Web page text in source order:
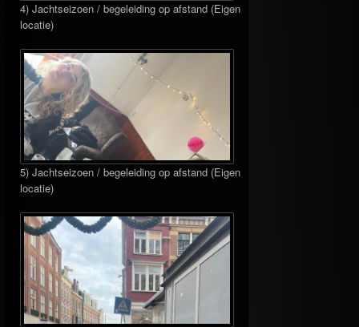
4) Jachtseizoen / begeleiding op afstand (Eigen
locatie)
5) Jachtseizoen / begeleiding op afstand (Eigen
locatie)